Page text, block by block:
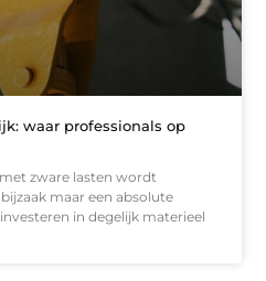
waar professionals op
zware lasten wordt
maar een absolute
in degelijk materieel